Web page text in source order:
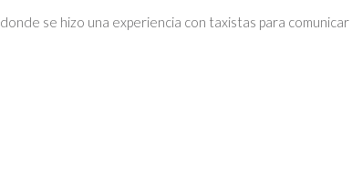
donde se hizo una experiencia con taxistas para comunicar